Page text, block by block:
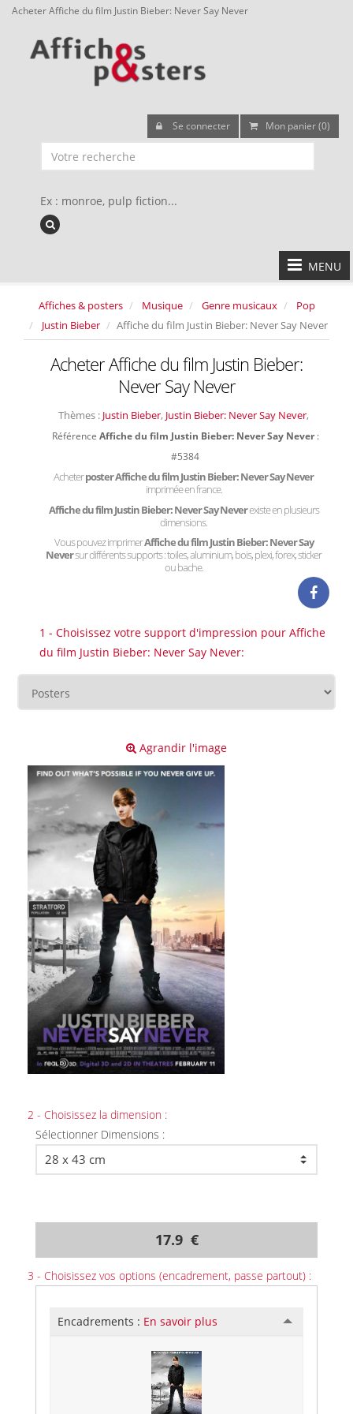
Acheter Affiche du film Justin Bieber: Never Say Never
Se connecter Mon panier (0)
Ex : monroe, pulp fiction...
MENU
Affiches & posters Musique Genre musicaux
Pop
Justin Bieber
Affiche du film Justin Bieber: Never Say Never
Acheter Affiche du film Justin Bieber:
Never Say Never
Thèmes : Justin Bieber, Justin Bieber: Never Say Never,
Référence Affiche du film Justin Bieber: Never Say Never:
#5384
Acheterposter Affiche du film Justin Bieber: Never Say Never
imprimée en france.
Affiche du film Justin Bieber: Never Say Neverexiste en plusieurs
dimensions.
Vous pouvez imprimerAffiche du film Justin Bieber: Never Say
Neversur différents supports : toiles, aluminium, bois, plexi, forex, sticker
ou bache.
1 - Choisissez votre support d'impression pour Affiche
du film Justin Bieber: Never Say Never:
Agrandir l'image
2 - Choisissez la dimension :
Sélectionner Dimensions :
17.9 €
3 - Choisissez vos options (encadrement, passe partout) :
Encadrements : En savoir plus